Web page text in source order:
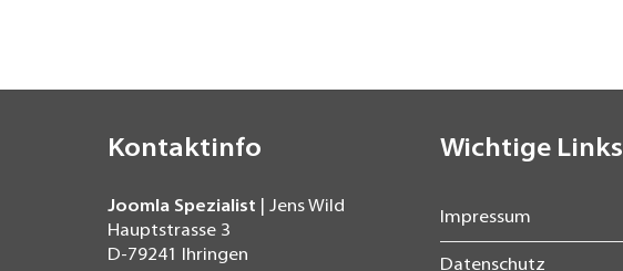
Kontaktinfo
Joomla Spezialist | Jens Wild
Hauptstrasse 3
D-79241 Ihringen
Wichtige Links
Impressum
Datenschutz